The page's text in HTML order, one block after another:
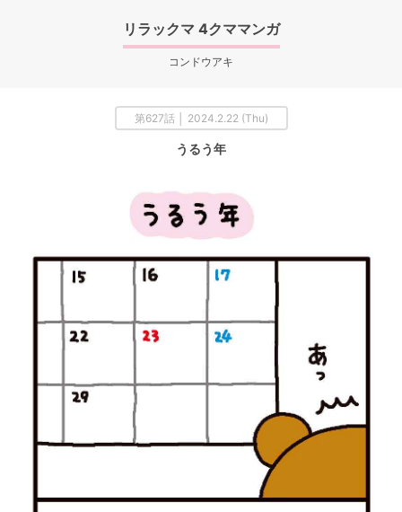
リラックマ 4クママンガ
コンドウアキ
第627話 │ 2024.2.22 (Thu)
うるう年